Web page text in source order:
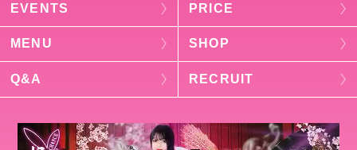
EVENTS PRICE
MENU SHOP
Q&A RECRUIT